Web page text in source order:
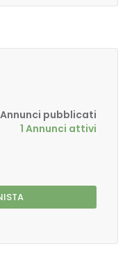
Annunci pubblicati
1 Annunci attivi